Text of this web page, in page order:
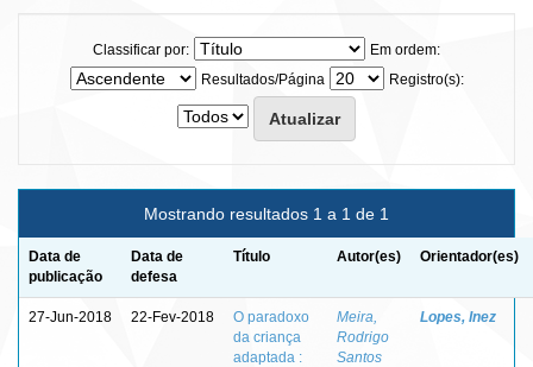
Classificar por:
Em ordem:
Resultados/Página
Registro(s):
Mostrando resultados 1 a 1 de 1
Data de
publicação
Data de
defesa
Título Autor(es) Orientador(es)
27-Jun-2018 22-Fev-2018
O paradoxo
da criança
adaptada :
Meira,
Rodrigo
Santos
Lopes, Inez